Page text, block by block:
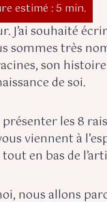
J’ai souhaité
sommes très
son
de soi.
présenter les 8
viennent à
en bas de
nous allons